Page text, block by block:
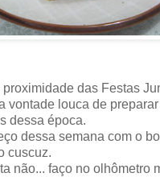
das Festas
vontade louca de
dessa época.
dessa semana com o
cuscuz.
não... faço no olhômetro